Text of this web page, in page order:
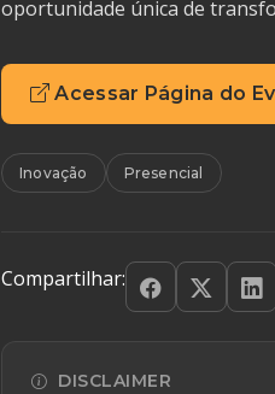
oportunidade única de
Acessar Página do
Inovação Presencial
Compartilhar:
DISCLAIMER